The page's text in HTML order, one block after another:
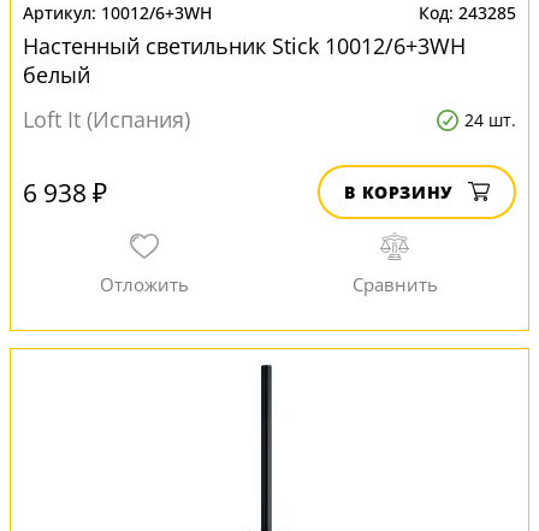
10012/6+3WH 243285
Настенный светильник Stick 10012/6+3WH
белый
Loft It (Испания)
24 шт.
6 938 ₽ В КОРЗИНУ